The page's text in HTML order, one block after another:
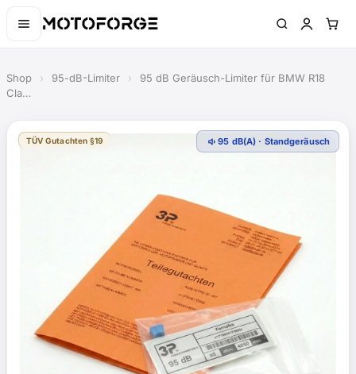
Shop › 95-dB-Limiter ›
95 dB Geräusch-Limiter für BMW R18
Cla…
TÜV Gutachten §19 volume_down95 dB(A) · Standgeräusch